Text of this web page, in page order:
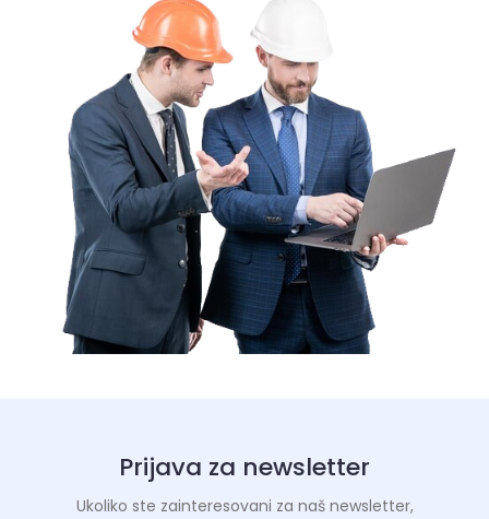
Prijava za newsletter
Ukoliko ste zainteresovani za naš newsletter,